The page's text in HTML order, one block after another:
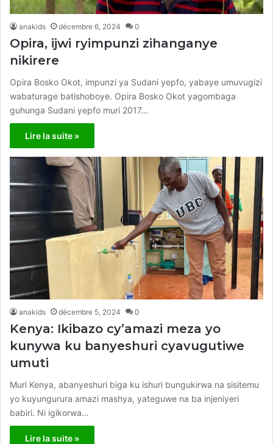
anakids décembre 6, 2024 0
Opira, ijwi ryimpunzi zihanganye
nikirere
Opira Bosko Okot, impunzi ya Sudani yepfo, yabaye umuvugizi
wabaturage batishoboye. Opira Bosko Okot yagombaga
guhunga Sudani yepfo muri 2017…
Lire la suite »
anakids décembre 5, 2024 0
Kenya: Ikibazo cy’amazi meza yo
kunywa ku banyeshuri cyavugutiwe
umuti
Muri Kenya, abanyeshuri biga ku ishuri bungukirwa na sisitemu
yo kuyungurura amazi mashya, yateguwe na ba injeniyeri
babiri. Ni igikorwa…
Lire la suite »